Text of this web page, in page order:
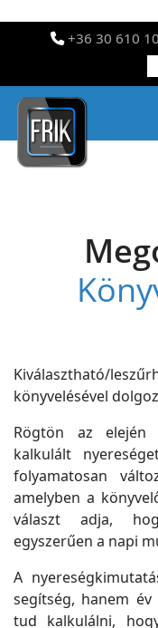
+36 30 610
Kiválasztható/
könyvelésével
Rögtön az elején
kalkulált
folyamatosan
amelyben a
választ adja,
egyszerűen a napi
A
segítség, hanem
tud kalkulálni,